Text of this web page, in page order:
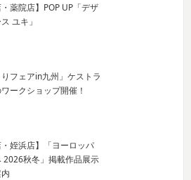
・薬院店】POP UP「デザ
ユキ」
りフェアin九州」ケストラ
ークショップ開催！
・姪浜店】「ヨーロッパ
2026秋冬」掲載作品展示